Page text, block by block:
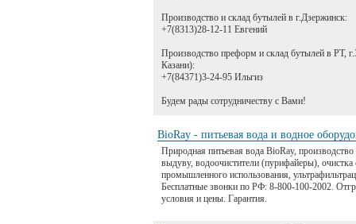
Производство и склад бутылей в г.Дзержинск:
+7(8313)28-12-11 Евгений
Производство преформ и склад бутылей в РТ,
Казани):
+7(84371)3-24-95 Ильгиз
Будем рады сотрудничеству с Вами!
BioRay - питьевая вода и водное
Природная питьевая вода BioRay,
выдуву, водоочистители (пурифайеры),
промышленного использования,
Бесплатные звонки по РФ: 8-800-100-2002.
условия и цены. Гарантия.